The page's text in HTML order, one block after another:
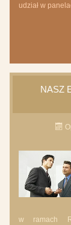
udział w
NASZ
w ramach